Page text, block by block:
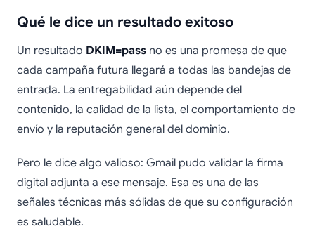
Qué le dice un resultado exitoso
Un resultado DKIM=pass no es una promesa de que
cada campaña futura llegará a todas las bandejas de
entrada. La entregabilidad aún depende del
contenido, la calidad de la lista, el comportamiento de
envío y la reputación general del dominio.
Pero le dice algo valioso: Gmail pudo validar la firma
digital adjunta a ese mensaje. Esa es una de las
señales técnicas más sólidas de que su configuración
es saludable.